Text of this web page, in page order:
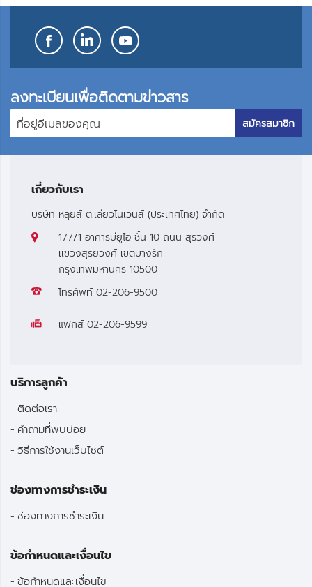
ลงทะเบียนเพื่อติดตามข่าวสาร
สมัครสมาชิก
เกี่ยวกับเรา
บริษัท หลุยส์ ตี.เลียวโนเวนส์ (ประเทศไทย) จำกัด
177/1 อาคารบียูไอ ชั้น 10 ถนน สุรวงศ์
เเขวงสุริยวงศ์ เขตบางรัก
กรุงเทพมหานคร 10500
โทรศัพท์ 02-206-9500
แฟกส์ 02-206-9599
บริการลูกค้า
ติดต่อเรา
คำถามที่พบบ่อย
วิธีการใช้งานเว็บไซต์
ช่องทางการชำระเงิน
ช่องทางการชำระเงิน
ข้อกำหนดและเงื่อนไข
ข้อกำหนดและเงื่อนไข